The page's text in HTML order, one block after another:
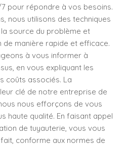
pour répondre à vos besoins.
nous utilisons des techniques
source du problème et
manière rapide et efficace.
à vous informer à
en vous expliquant les
coûts associés. La
clé de notre entreprise de
nous efforçons de vous
haute qualité. En faisant appel
de tuyauterie, vous vous
conforme aux normes de